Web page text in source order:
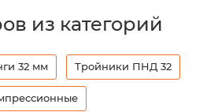
из категорий
32 мм Тройники ПНД 32